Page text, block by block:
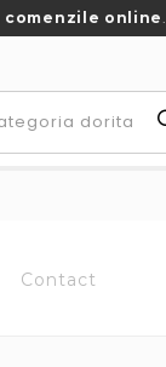
comenzile online.
Contact